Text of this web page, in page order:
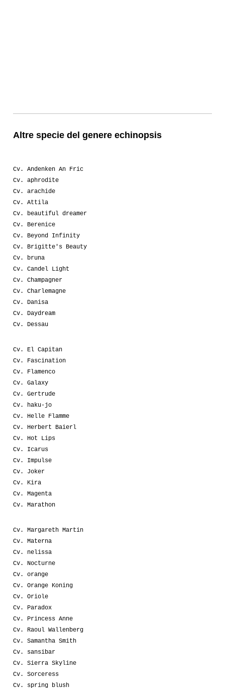
Altre specie del genere echinopsis
Cv. Andenken An Fric
Cv. aphrodite
Cv. arachide
Cv. Attila
Cv. beautiful dreamer
Cv. Berenice
Cv. Beyond Infinity
Cv. Brigitte's Beauty
Cv. bruna
Cv. Candel Light
Cv. Champagner
Cv. Charlemagne
Cv. Danisa
Cv. Daydream
Cv. Dessau
Cv. El Capitan
Cv. Fascination
Cv. Flamenco
Cv. Galaxy
Cv. Gertrude
Cv. haku-jo
Cv. Helle Flamme
Cv. Herbert Baierl
Cv. Hot Lips
Cv. Icarus
Cv. Impulse
Cv. Joker
Cv. Kira
Cv. Magenta
Cv. Marathon
Cv. Margareth Martin
Cv. Materna
Cv. nelissa
Cv. Nocturne
Cv. orange
Cv. Orange Koning
Cv. Oriole
Cv. Paradox
Cv. Princess Anne
Cv. Raoul Wallenberg
Cv. Samantha Smith
Cv. sansibar
Cv. Sierra Skyline
Cv. Sorceress
Cv. spring blush